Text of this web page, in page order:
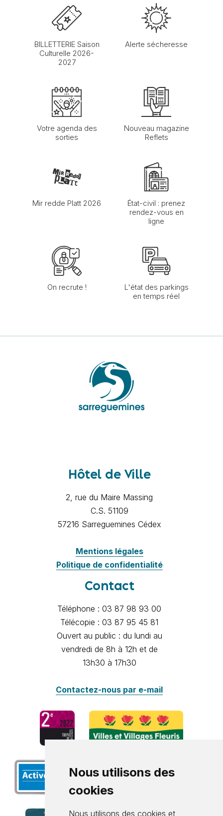
Nous utilisons des
cookies
Nous utilisons des cookies et
BILLETTERIE Saison
Culturelle 2026-
2027
Alerte sécheresse
Votre agenda des
sorties
Nouveau magazine
Reflets
Mir redde Platt 2026
État-civil : prenez
rendez-vous en
ligne
On recrute !
L'état des parkings
en temps réel
Hôtel de Ville
2, rue du Maire Massing
C.S. 51109
57216 Sarreguemines Cédex
Mentions légales
Politique de confidentialité
Contact
Téléphone : 03 87 98 93 00
Télécopie : 03 87 95 45 81
Ouvert au public : du lundi au
vendredi de 8h à 12h et de
13h30 à 17h30
Contactez-nous par e-mail